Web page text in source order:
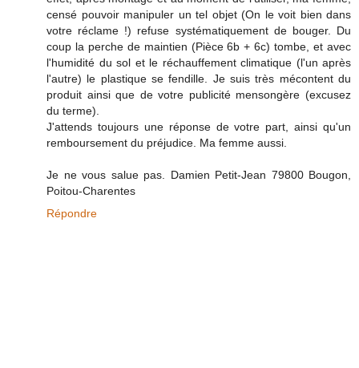
censé pouvoir manipuler un tel objet (On le voit bien dans
votre réclame !) refuse systématiquement de bouger. Du
coup la perche de maintien (Pièce 6b + 6c) tombe, et avec
l'humidité du sol et le réchauffement climatique (l'un après
l'autre) le plastique se fendille. Je suis très mécontent du
produit ainsi que de votre publicité mensongère (excusez
du terme).
J'attends toujours une réponse de votre part, ainsi qu'un
remboursement du préjudice. Ma femme aussi.
Je ne vous salue pas. Damien Petit-Jean 79800 Bougon,
Poitou-Charentes
Répondre